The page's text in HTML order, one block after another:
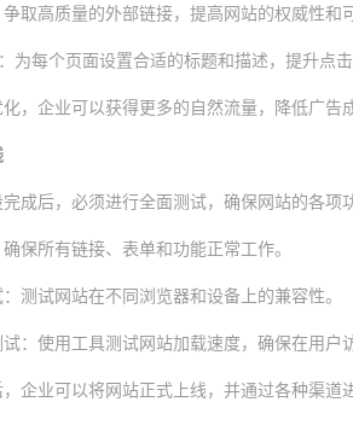
取高质量的外部链接，提高网站的权威性和
为每个页面设置合适的标题和描述，提升点击
，企业可以获得更多的自然流量，降低广告
成后，必须进行全面测试，确保网站的各项
保所有链接、表单和功能正常工作。
测试网站在不同浏览器和设备上的兼容性。
：使用工具测试网站加载速度，确保在用户
企业可以将网站正式上线，并通过各种渠道